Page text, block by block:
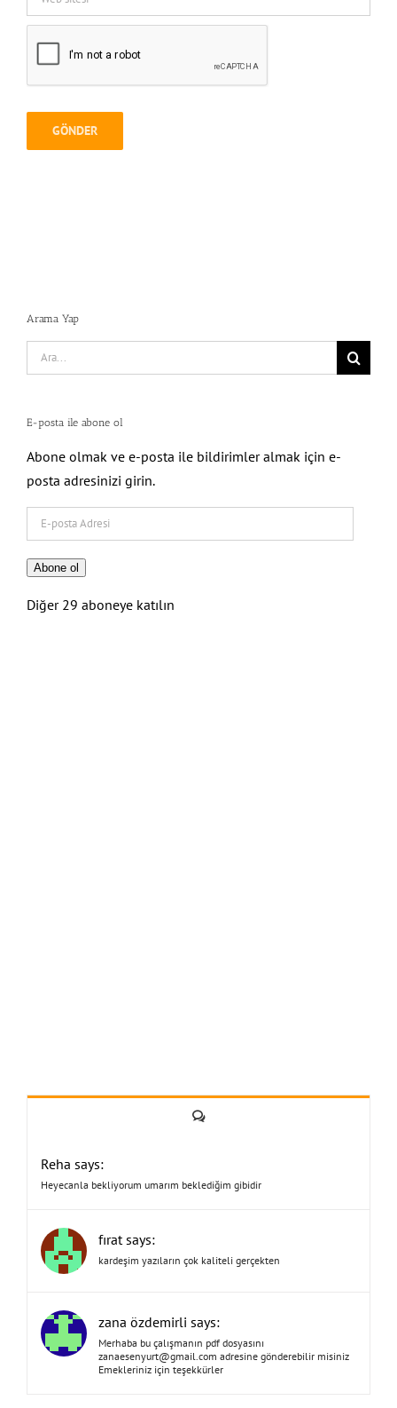
Arama Yap
Search
for:
E-posta ile abone ol
Abone olmak ve e-posta ile bildirimler almak için e-
posta adresinizi girin.
posta
Adresi
Abone ol
Diğer 29 aboneye katılın
Yorum
Reha says:
Heyecanla bekliyorum umarım beklediğim gibidir
fırat says:
kardeşim yazıların çok kaliteli gerçekten
zana özdemirli says:
Merhaba bu çalışmanın pdf dosyasını
zanaesenyurt@gmail.com adresine gönderebilir misiniz
Emekleriniz için teşekkürler